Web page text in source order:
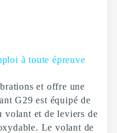
à toute épreuve
et offre une
G29 est équipé de
volant et de leviers de
Le volant de